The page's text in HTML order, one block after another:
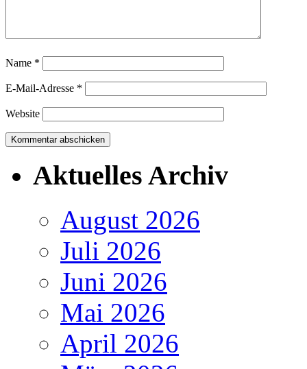
Name *
E-Mail-Adresse *
Website
Aktuelles Archiv
August 2026
Juli 2026
Juni 2026
Mai 2026
April 2026